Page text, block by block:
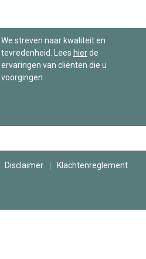
We streven naar kwaliteit en
tevredenheid. Lees hierde
ervaringen van cliënten die u
voorgingen.
Disclaimer
Klachtenreglement